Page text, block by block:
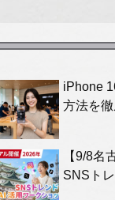
iPhone
方法を
【9/8名
SNSト